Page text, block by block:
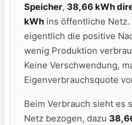
Speicher, 38,66 kWh
kWh ins öffentliche
eigentlich die positive
wenig Produktion
Keine Verschwendung,
Eigenverbrauchsquote
Beim Verbrauch sieht es
Netz bezogen, dazu